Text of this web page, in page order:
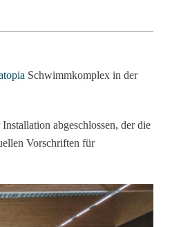
Schwimmkomplex in der
abgeschlossen, der die
Vorschriften für